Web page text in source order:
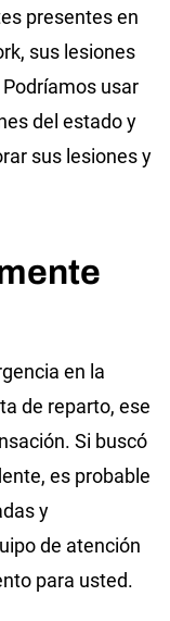
presentes en
sus lesiones
usar
del estado y
sus lesiones y
en la
de reparto, ese
Si buscó
es probable
y
de atención
para usted.